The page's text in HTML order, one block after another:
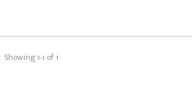
Showing 1-1 of 1